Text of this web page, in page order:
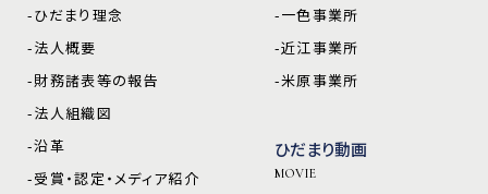
-ひだまり理念
-法人概要
-財務諸表等の報告
-法人組織図
-沿革
-受賞・認定・メディア紹介
-一色事業所
-近江事業所
-米原事業所
ひだまり動画
MOVIE